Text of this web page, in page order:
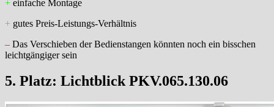
+ einfache Montage
+ gutes Preis-Leistungs-Verhältnis
– Das Verschieben der Bedienstangen könnten noch ein bisschen
leichtgängiger sein
5. Platz: Lichtblick PKV.065.130.06